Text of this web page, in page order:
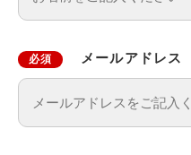
必須 メールアドレス